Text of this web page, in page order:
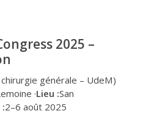
2025 –
générale – UdeM)
·Lieu :San
2–6 août 2025